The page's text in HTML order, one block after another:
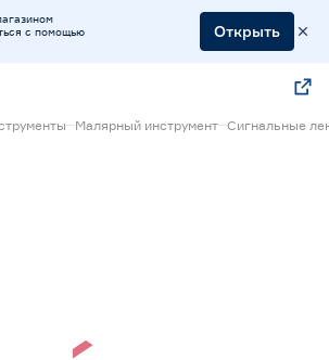
с помощью
Открыть
Малярный инструмент Сигнальные